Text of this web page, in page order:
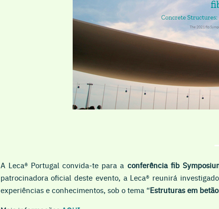
A Leca®Portugal convida-te para a conferência fib
patrocinadora oficial deste evento, a Leca® reunirá
experiências e conhecimentos, sob o tema “Estruturas em